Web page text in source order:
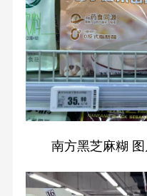
南方黑芝麻糊